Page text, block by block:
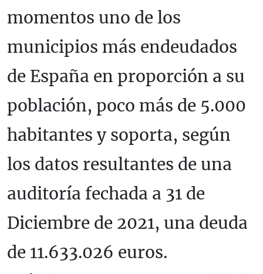
momentos uno de los
municipios más endeudados
de España en proporción a su
población, poco más de 5.000
habitantes y soporta, según
los datos resultantes de una
auditoría fechada a 31 de
Diciembre de 2021, una deuda
de 11.633.026 euros.